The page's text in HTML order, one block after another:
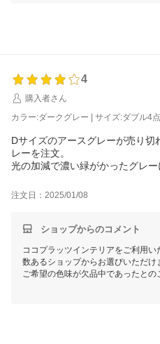
このたびはご投稿いただきありがと
4
購入者さん
カラー:ダークグレー | サイズ:ダブル4
Dサイズのアースグレーが売り
レーを注文。
光の加減で濃い緑がかったグレー
この色だったら、男性でも可愛す
注文日：2025/01/08
ショップからのコメント
ココプラッツインテリアをご利用い
数あるショップからお選びいただけ
ご希望の色味が欠品中であったとの
お寄せいただいた貴重なご意見は